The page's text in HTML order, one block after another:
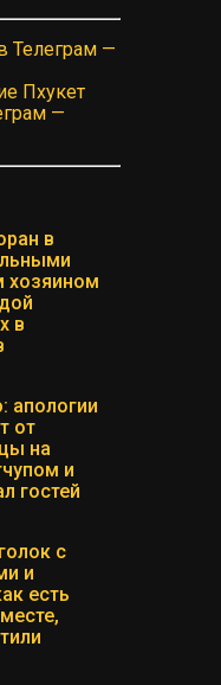
Телеграм —
Пхукет
—
в
хозяином
в
апологии
от
на
и
гостей
с
и
есть